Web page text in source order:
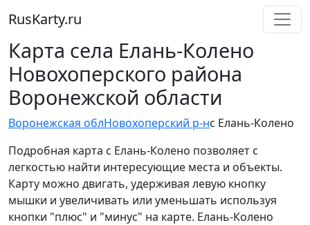
RusKarty.ru
Карта села Елань-Колено
Новохоперского района
Воронежской области
Воронежская облНовохоперский р-нс Елань-Колено
Подробная карта с Елань-Колено позволяет с
легкостью найти интересующие места и объекты.
Карту можно двигать, удерживая левую кнопку
мышки и увеличивать или уменьшать используя
кнопки "плюс" и "минус" на карте. Елань-Колено